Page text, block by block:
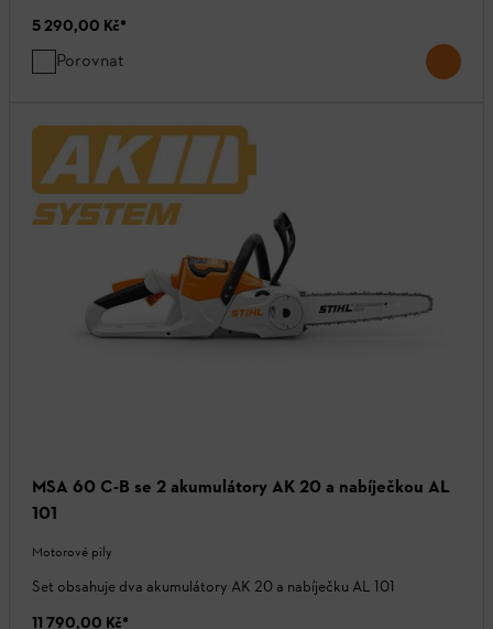
5 290,00 Kč*
Porovnat
MSA 60 C-B se 2 akumulátory AK 20 a nabíječkou AL
101
Motorové pily
Set obsahuje dva akumulátory AK 20 a nabíječku AL 101
11 790,00 Kč*